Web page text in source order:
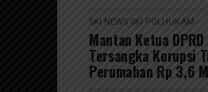
SKI NEWS SKI POLHUKAM
Mantan Ketua
Tersangka Korupsi
Perumahan Rp 3,6